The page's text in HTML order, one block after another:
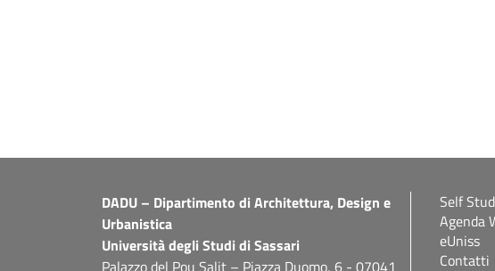
DADU – Dipartimento di Architettura, Design e
Urbanistica
Università degli Studi di Sassari
Palazzo del Pou Salit – Piazza Duomo, 6 - 07041
Self
Agenda
eUniss
Contatti